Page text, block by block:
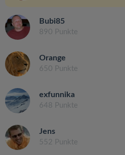
Bubi85
890 Punkte
Orange
650 Punkte
exfunnika
648 Punkte
Jens
552 Punkte